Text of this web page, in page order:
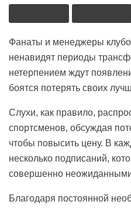
Фанаты и менеджеры
ненавидят периоды
нетерпением ждут
боятся потерять своих
Слухи, как правило,
спортсменов, обсуждая
чтобы повысить цену. В
несколько подписаний,
совершенно
Благодаря постоянной